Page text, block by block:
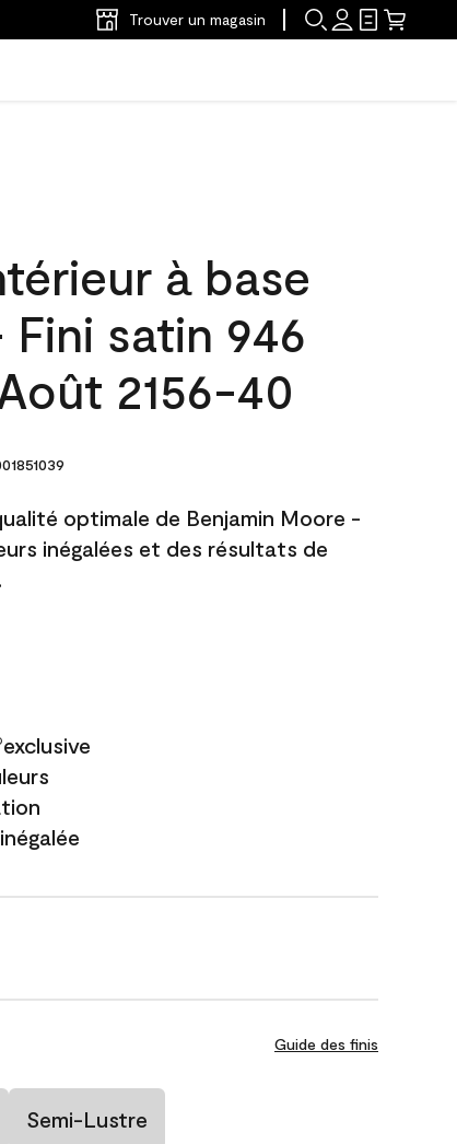
Trouver un magasin
à base
satin 946
2156-40
optimale de Benjamin Moore -
inégalées et des résultats de
exclusive
Guide des finis
Semi-Lustre